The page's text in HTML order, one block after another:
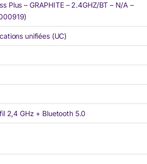
Plus – GRAPHITE – 2.4GHZ/BT – N/A –
unifiées (UC)
2,4 GHz + Bluetooth 5.0